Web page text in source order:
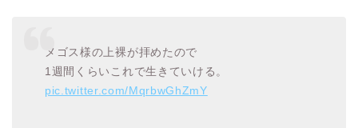
メゴス様の上裸が拝めたので
1週間くらいこれで生きていける。
pic.twitter.com/MqrbwGhZmY